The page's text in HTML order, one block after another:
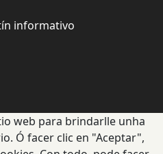
informativo
web para brindarlle unha
Ó facer clic en "Aceptar",